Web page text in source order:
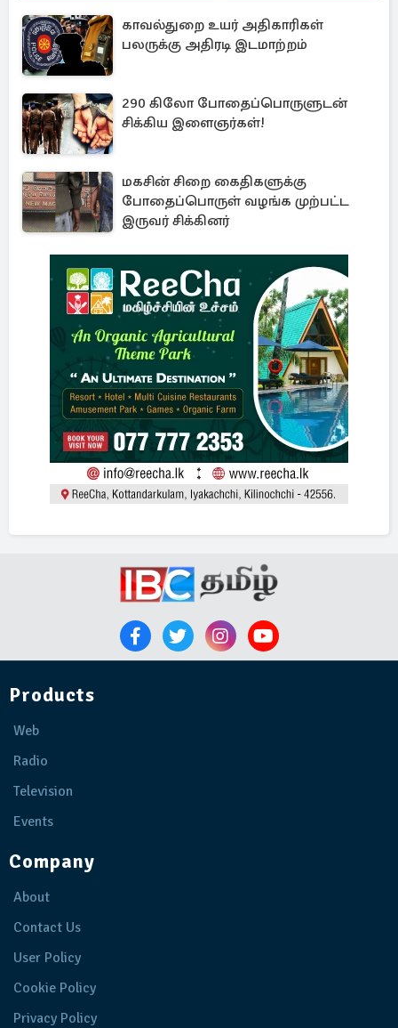
காவல்துறை உயர் அதிகாரிகள்
பலருக்கு அதிரடி இடமாற்றம்
290 கிலோ போதைப்பொருளுடன்
சிக்கிய இளைஞர்கள்!
மகசின் சிறை கைதிகளுக்கு
போதைப்பொருள் வழங்க முற்பட்ட
இருவர் சிக்கினர்
Products
Web
Radio
Television
Events
Company
About
Contact Us
User Policy
Cookie Policy
Privacy Policy